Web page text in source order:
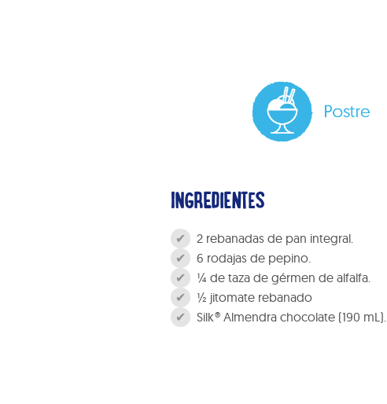
INGREDIENTES
2 rebanadas de pan integral.
6 rodajas de pepino.
¼ de taza de gérmen de alfalfa.
½ jitomate rebanado
Silk® Almendra chocolate (190 mL).